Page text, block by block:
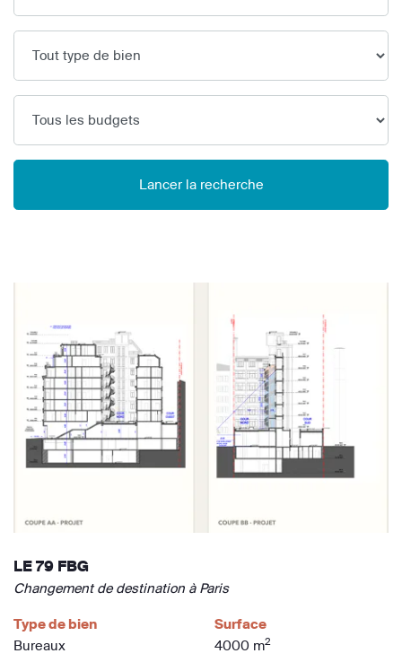
Lancer la recherche
LE 79 FBG
Changement de destination à Paris
Type de bien
Bureaux
Surface
4000 m2